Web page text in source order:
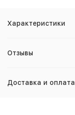
Характеристики
Отзывы
Доставка и оплата